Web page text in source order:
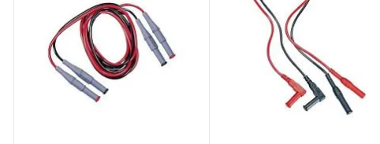
Купить в 1 клик Сравнение
В избранное Под заказ
Купить в 1 клик
В избранное